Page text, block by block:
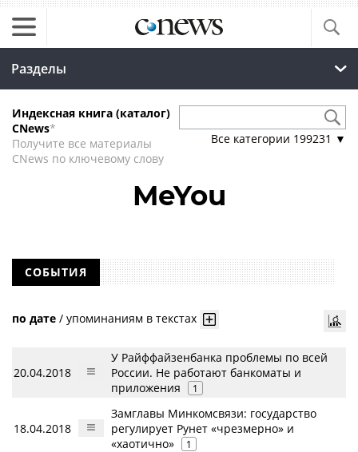
Разделы
Индексная книга (каталог)
CNews*
Получите все материалы
CNews по ключевому слову
Все категории 199231 ▼
MeYou
СОБЫТИЯ
по дате / упоминаниям в текстах
20.04.2018
У Райффайзенбанка проблемы по всей
России. Не работают банкоматы и
приложения
1
18.04.2018
Замглавы Минкомсвязи: государство
регулирует Рунет «чрезмерно» и
«хаотично»
1